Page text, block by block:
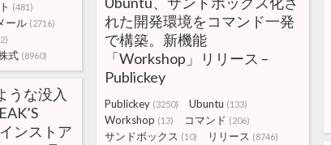
(481)
ール (2716)
式 (8960)
れた開発環境をコマンド一発
で構築。新機能
「Workshop」リリース –
Publickey
Publickey (3250) Ubuntu (133)
Workshop (13) コマンド (206)
サンドボックス (10) リリース (8746)
うな没入
ンストア